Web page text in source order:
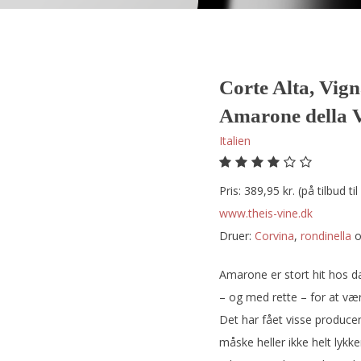
Corte Alta,
Amarone della
Italien
Pris: 389,95 kr. (på tilbud
www.theis-vine.dk
Druer:
corvina, rondinella
Amarone er stort hit hos
– og med rette – for at
Det har fået visse
måske heller ikke helt